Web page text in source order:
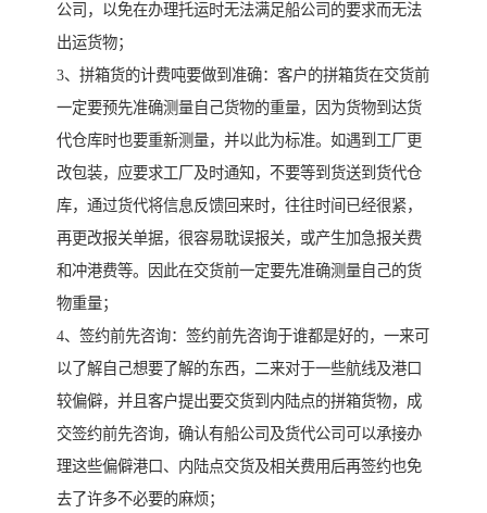
公司，以免在办理托运时无法满足船公司的要求而无法
出运货物；
3、拼箱货的计费吨要做到准确：客户的拼箱货在交货前
一定要预先准确测量自己货物的重量，因为货物到达货
代仓库时也要重新测量，并以此为标准。如遇到工厂更
改包装，应要求工厂及时通知，不要等到货送到货代仓
库，通过货代将信息反馈回来时，往往时间已经很紧，
再更改报关单据，很容易耽误报关，或产生加急报关费
和冲港费等。因此在交货前一定要先准确测量自己的货
物重量；
4、签约前先咨询：签约前先咨询于谁都是好的，一来可
以了解自己想要了解的东西，二来对于一些航线及港口
较偏僻，并且客户提出要交货到内陆点的拼箱货物，成
交签约前先咨询，确认有船公司及货代公司可以承接办
理这些偏僻港口、内陆点交货及相关费用后再签约也免
去了许多不必要的麻烦；